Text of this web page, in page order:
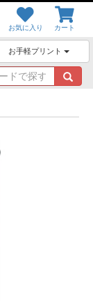
お気に入り カート
お手軽プリント
キ
ー
ー